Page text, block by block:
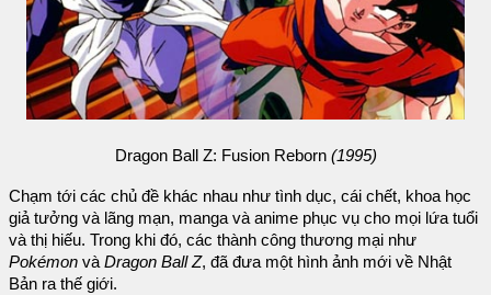
Dragon Ball Z: Fusion Reborn (1995)
Chạm tới các chủ đề khác nhau như tình dục, cái chết, khoa học
giả tưởng và lãng mạn, manga và anime phục vụ cho mọi lứa tuổi
và thị hiếu. Trong khi đó, các thành công thương mại như
Pokémon vàDragon Ball Z, đã đưa một hình ảnh mới về Nhật
Bản ra thế giới.